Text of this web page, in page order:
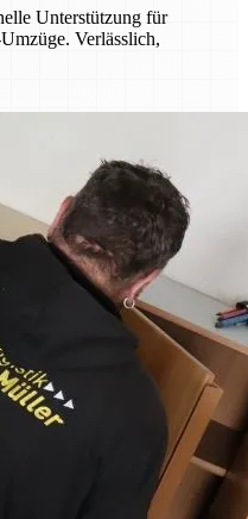
Unterstützung für
Verlässlich,